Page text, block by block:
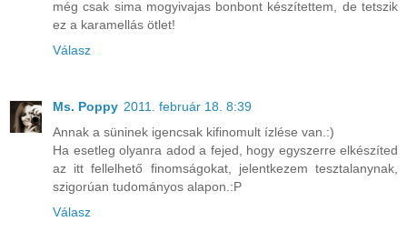
még csak sima mogyivajas bonbont készítettem, de tetszik
ez a karamellás ötlet!
Válasz
Ms. Poppy 2011. február 18. 8:39
Annak a süninek igencsak kifinomult ízlése van.:)
Ha esetleg olyanra adod a fejed, hogy egyszerre elkészíted
az itt fellelhető finomságokat, jelentkezem tesztalanynak,
szigorúan tudományos alapon.:P
Válasz